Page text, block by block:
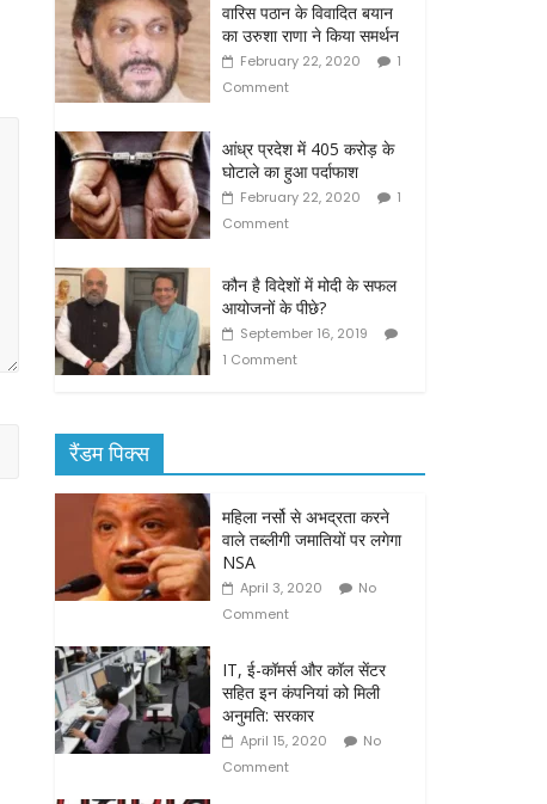
वारिस पठान के विवादित बयान
का उरुशा राणा ने किया समर्थन
February 22, 2020
1
Comment
आंध्र प्रदेश में 405 करोड़ के
घोटाले का हुआ पर्दाफाश
February 22, 2020
1
Comment
कौन है विदेशों में मोदी के सफल
आयोजनों के पीछे?
September 16, 2019
1 Comment
रैंडम पिक्स
महिला नर्सो से अभद्रता करने
वाले तब्लीगी जमातियों पर लगेगा
NSA
April 3, 2020
No
Comment
IT, ई-कॉमर्स और कॉल सेंटर
सहित इन कंपनियां को मिली
अनुमति: सरकार
April 15, 2020
No
Comment